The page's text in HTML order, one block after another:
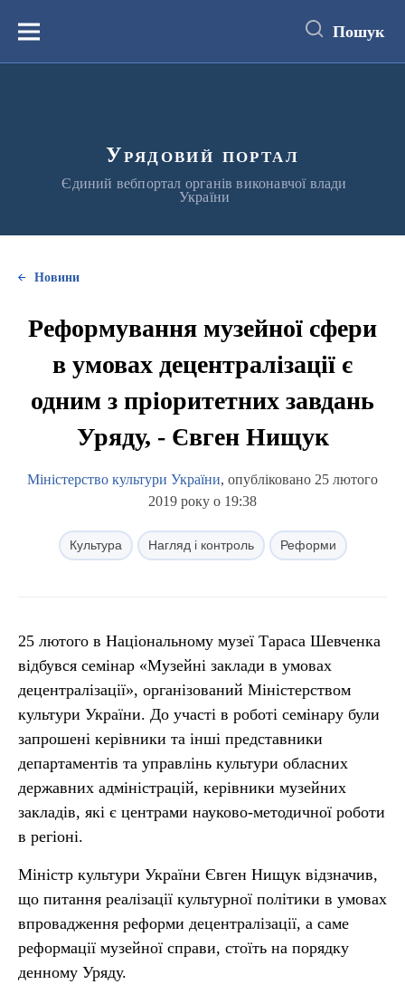
вмістуМеню Пошук
Урядовий портал
Єдиний вебпортал органів виконавчої влади
України
Новини
Реформування музейної сфери
в умовах децентралізації є
одним з пріоритетних завдань
Уряду, - Євген Нищук
Міністерство культури України, опубліковано 25 лютого
2019 року о 19:38
Культура Нагляд і контроль Реформи
25 лютого в Національному музеї Тараса Шевченка
відбувся семінар «Музейні заклади в умовах
децентралізації», організований Міністерством
культури України. До участі в роботі семінару були
запрошені керівники та інші представники
департаментів та управлінь культури обласних
державних адміністрацій, керівники музейних
закладів, які є центрами науково-методичної роботи
в регіоні.
Міністр культури України Євген Нищук відзначив,
що питання реалізації культурної політики в умовах
впровадження реформи децентралізації, а саме
реформації музейної справи, стоїть на порядку
денному Уряду.